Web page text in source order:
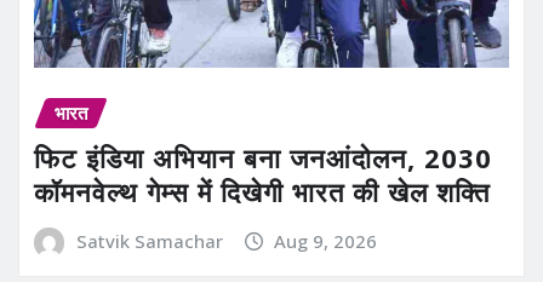
भारत
फिट इंडिया अभियान बना जनआंदोलन, 2030
कॉमनवेल्थ गेम्स में दिखेगी भारत की खेल शक्ति
Satvik Samachar Aug 9, 2026